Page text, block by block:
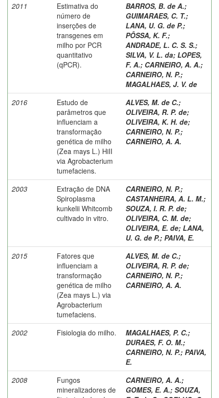
2011
Estimativa do
número de
inserções de
transgenes em
milho por PCR
quantitativo
(qPCR).
BARROS, B. de A.;
GUIMARAES, C. T.;
LANA, U. G. de P.;
PÔSSA, K. F.;
ANDRADE, L. C. S. S.;
SILVA, V. L. da; LOPES,
F. A.; CARNEIRO, A. A.;
CARNEIRO, N. P.;
MAGALHAES, J. V. de
2016
Estudo de
parâmetros que
influenciam a
transformação
genética de milho
(Zea mays L.) HiII
via Agrobacterium
tumefaciens.
ALVES, M. de C.;
OLIVEIRA, R. P. de;
OLIVEIRA, K. H. de;
CARNEIRO, N. P.;
CARNEIRO, A. A.
2003
Extração de DNA
Spiroplasma
kunkelii Whitcomb
cultivado in vitro.
CARNEIRO, N. P.;
CASTANHEIRA, A. L. M.;
SOUZA, I. R. P. de;
OLIVEIRA, C. M. de;
OLIVEIRA, E. de; LANA,
U. G. de P.; PAIVA, E.
2015
Fatores que
influenciam a
transformação
genética de milho
(Zea mays L.) via
Agrobacterium
tumefaciens.
ALVES, M. de C.;
OLIVEIRA, R. P. de;
CARNEIRO, N. P.;
CARNEIRO, A. A.
2002 Fisiologia do milho. MAGALHAES, P. C.;
DURAES, F. O. M.;
CARNEIRO, N. P.; PAIVA,
E.
2008
Fungos
mineralizadores de
CARNEIRO, A. A.;
GOMES, E. A.; SOUZA,